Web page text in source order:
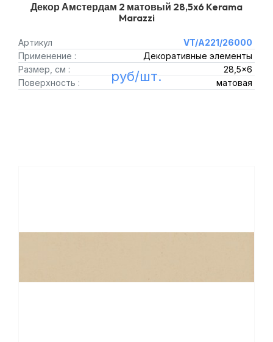
Декор Амстердам 2 матовый 28,5x6 Kerama
Marazzi
Артикул
VT/A221/26000
Применение :
Декоративные элементы
Размер, см :
28,5x6
Поверхность :
матовая
руб/шт.